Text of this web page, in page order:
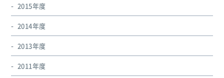
2015年度
2014年度
2013年度
2011年度